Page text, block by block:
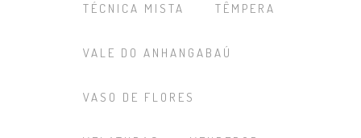
TÉCNICA MISTA TÊMPERA
VALE DO ANHANGABAÚ
VASO DE FLORES